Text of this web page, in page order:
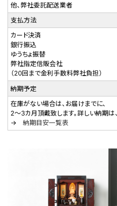
他、弊社委託配送業者
支払方法
カード決済
銀行振込
ゆうちょ振替
弊社指定信販会社
（20回まで金利手数料弊社負担）
納期予定
在庫がない場合は、お届けまでに、
2～3カ月頂戴致します。詳しい納期は
→納期目安一覧表